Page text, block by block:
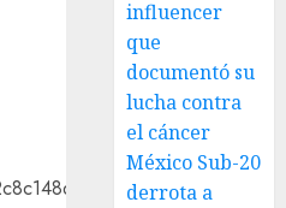
influencer
que
documentó su
lucha contra
el cáncer
México Sub-20
derrota a